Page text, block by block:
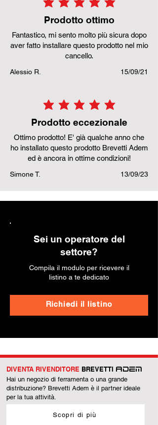
la valutazione media è 5 su
Prodotto ottimo
Fantastico, mi sento molto più sicura dopo
aver fatto installare questo prodotto nel mio
cancello.
Alessio R. 15/09/21
la valutazione media è 5 su
Prodotto eccezionale
Ottimo prodotto! E' già qualche anno che
ho installato questo prodotto Brevetti Adem
ed è ancora in ottime condizioni!
Simone T. 13/09/23
Sei un operatore del
settore?
Compila il modulo per ricevere il
listino a te dedicato
Richiedi il listino
DIVENTA RIVENDITORE BREVETTI ADEM
Hai un negozio di ferramenta o una grande
distribuzione? Brevetti Adem è il partner ideale
per la tua attività.
Scopri di più